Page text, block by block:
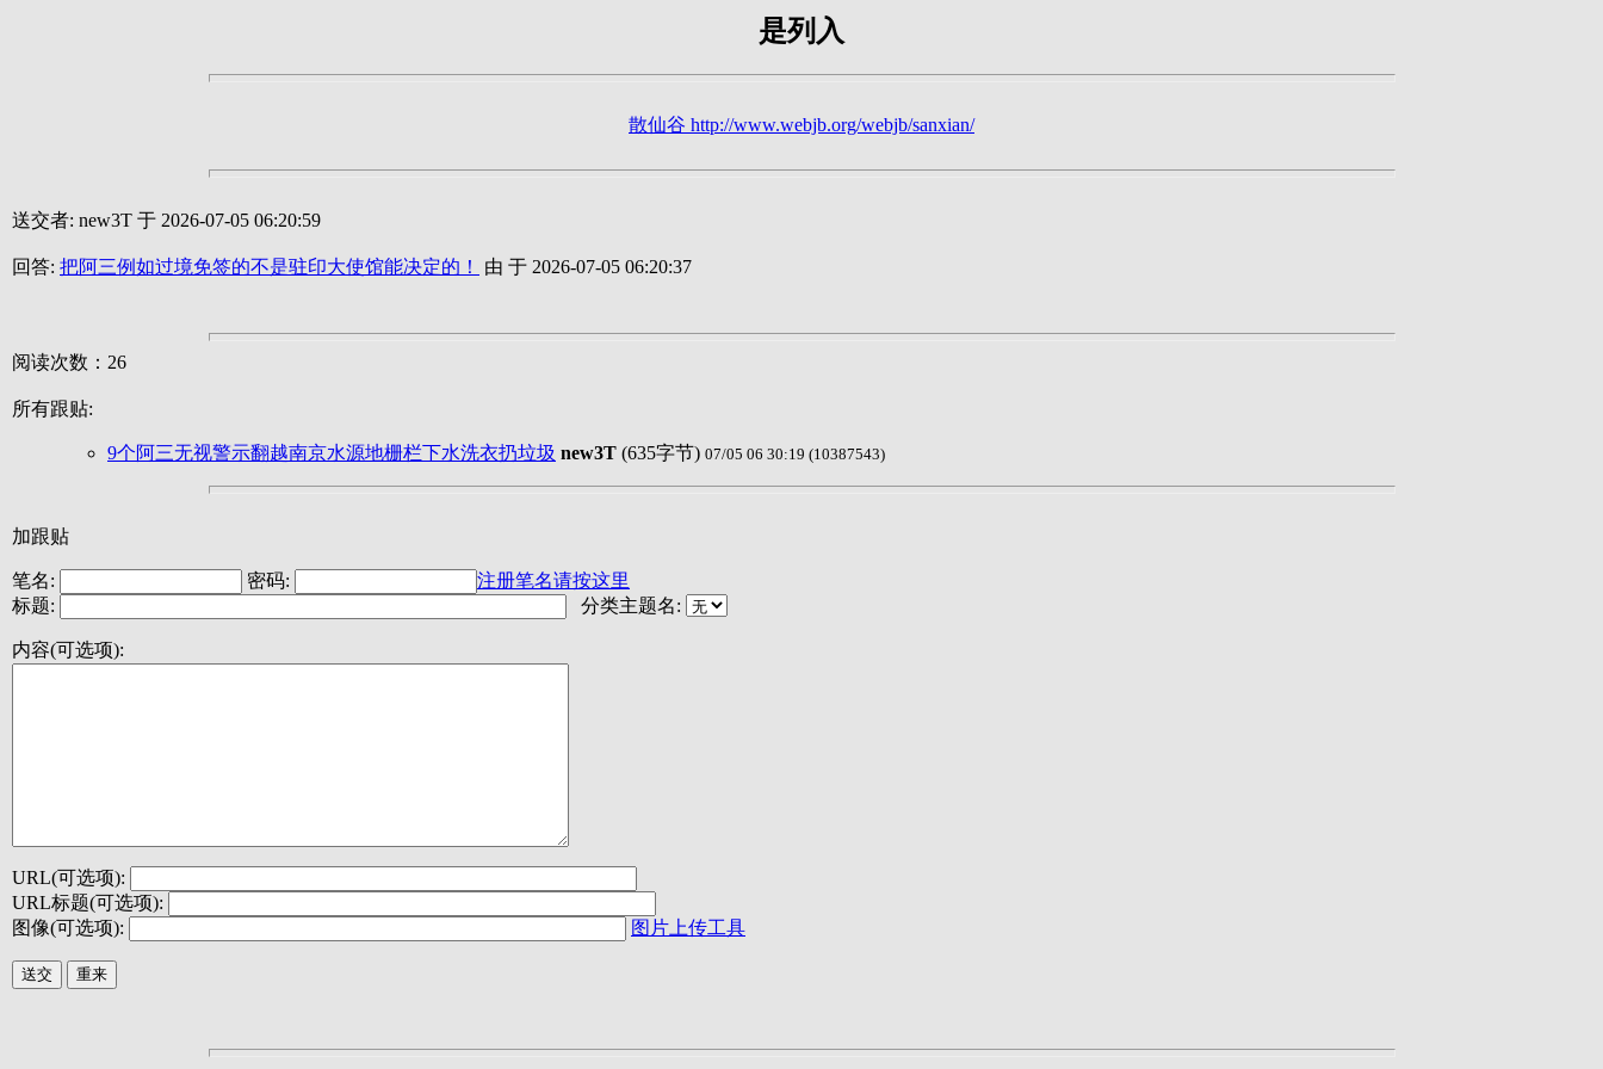
是列入
散仙谷 http://www.webjb.org/webjb/sanxian/
送交者: new3T 于 2026-07-05 06:20:59
回答: 把阿三例如过境免签的不是驻印大使馆能决定的！ 由 于 2026-07-05 06:20:37
阅读次数：26
所有跟贴:
9个阿三无视警示翻越南京水源地栅栏下水洗衣扔垃圾 new3T (635字节) 07/05 06 30:19 (10387543)
加跟贴
笔名: 密码:
注册笔名请按这里
标题:
分类主题名:
内容(可选项):
URL(可选项):
URL标题(可选项):
图像(可选项):
图片上传工具